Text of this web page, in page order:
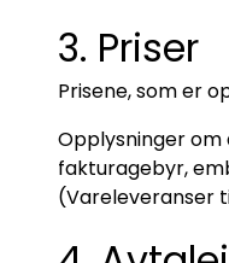
3. Priser
Prisene, som er
Opplysninger
fakturagebyr,
(Vareleveranser